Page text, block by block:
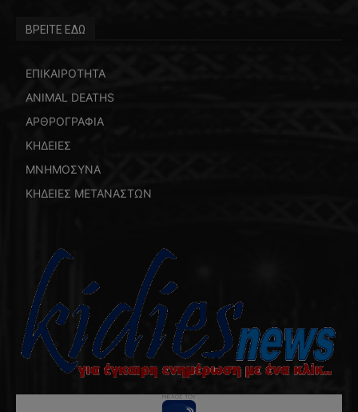
ΒΡΕΙΤΕ ΕΔΩ
ΕΠΙΚΑΙΡΟΤΗΤΑ
ANIMAL DEATHS
ΑΡΘΡΟΓΡΑΦΙΑ
ΚΗΔΕΙΕΣ
ΜΝΗΜΟΣΥΝΑ
ΚΗΔΕΙΕΣ ΜΕΤΑΝΑΣΤΩΝ